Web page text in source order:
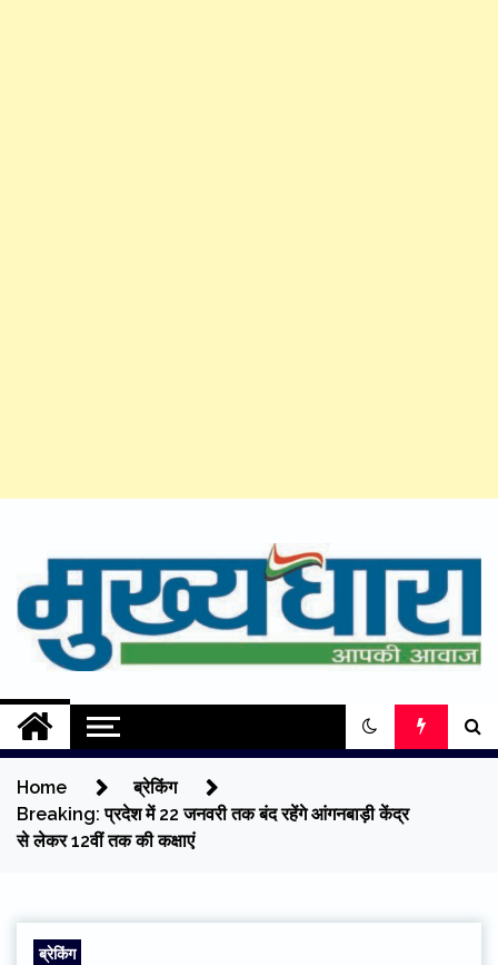
content
Mukhyadhara
Aapki Aawaz
Home
ब्रेकिंग
Breaking: प्रदेश में 22 जनवरी तक बंद रहेंगे आंगनबाड़ी केंद्र
से लेकर 12वीं तक की कक्षाएं
ब्रेकिंग